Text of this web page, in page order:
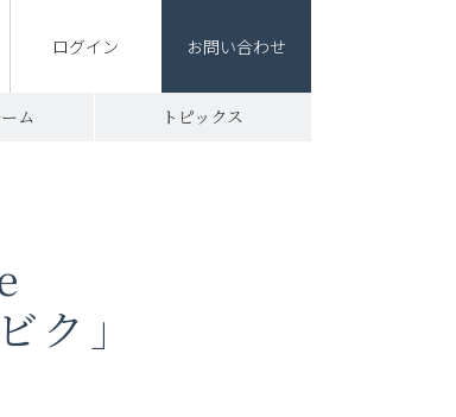
ログイン お問い合わせ
ム トピックス
」